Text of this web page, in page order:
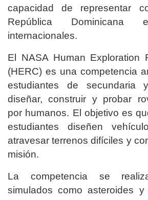
capacidad de representar
República Dominicana
internacionales.
El NASA Human Exploration
(HERC) es una competencia
estudiantes de secundaria
diseñar, construir y probar
por humanos. El objetivo es
estudiantes diseñen
atravesar terrenos difíciles y
misión.
La competencia se
simulados como asteroides